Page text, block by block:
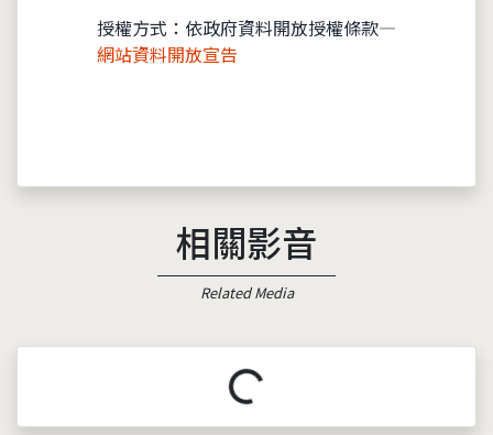
授權方式：依政府資料開放授權條款—
網站資料開放宣告
相關影音
Related Media
載入中...